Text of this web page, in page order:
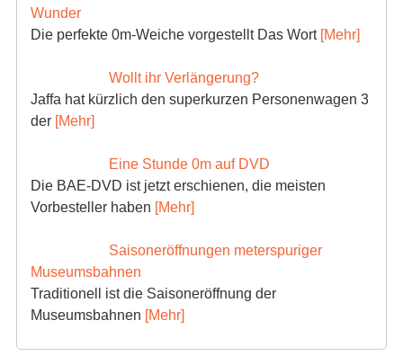
Wunder
Die perfekte 0m-Weiche vorgestellt Das Wort [Mehr]
Wollt ihr Verlängerung?
Jaffa hat kürzlich den superkurzen Personenwagen 3
der [Mehr]
Eine Stunde 0m auf DVD
Die BAE-DVD ist jetzt erschienen, die meisten
Vorbesteller haben [Mehr]
Saisoneröffnungen meterspuriger
Museumsbahnen
Traditionell ist die Saisoneröffnung der
Museumsbahnen [Mehr]